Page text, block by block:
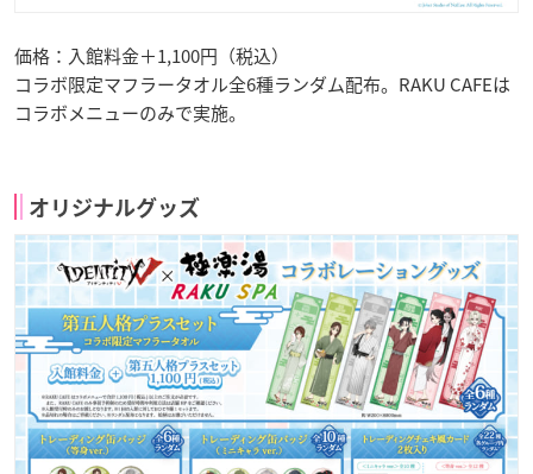
価格：入館料金＋1,100円（税込）
コラボ限定マフラータオル全6種ランダム配布。RAKU CAFEは
コラボメニューのみで実施。
オリジナルグッズ